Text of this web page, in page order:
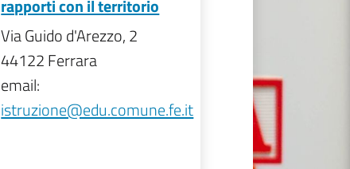
rapporti con il territorio
Via Guido d'Arezzo, 2
44122 Ferrara
email:
istruzione@edu.comune.fe.it